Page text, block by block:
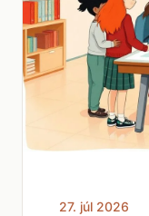
27. júl 2026